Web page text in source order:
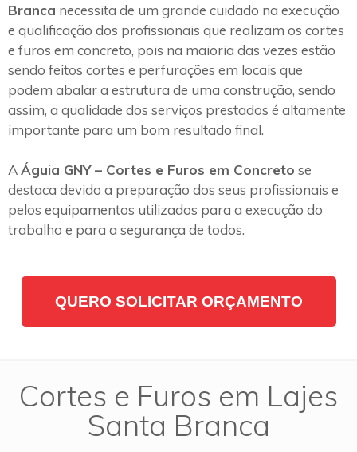
Branca necessita de um grande cuidado na execução
e qualificação dos profissionais que realizam os cortes
e furos em concreto, pois na maioria das vezes estão
sendo feitos cortes e perfurações em locais que
podem abalar a estrutura de uma construção, sendo
assim, a qualidade dos serviços prestados é altamente
importante para um bom resultado final.
AÁguia GNY – Cortes e Furos em Concreto se
destaca devido a preparação dos seus profissionais e
pelos equipamentos utilizados para a execução do
trabalho e para a segurança de todos.
QUERO SOLICITAR ORÇAMENTO
Cortes e Furos em Lajes
Santa Branca